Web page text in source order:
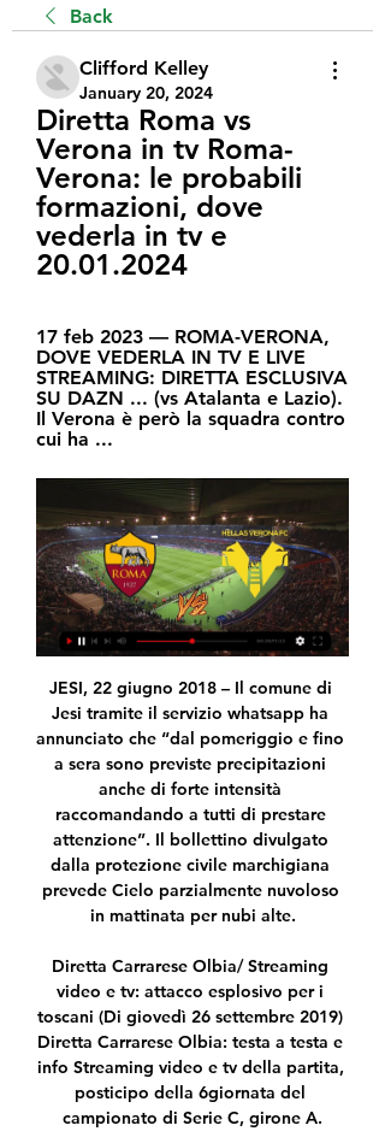
Back
Clifford Kelley
January 20, 2024
Diretta Roma vs
Verona in tv Roma-
Verona: le probabili
formazioni, dove
vederla in tv e
20.01.2024
17 feb 2023 — ROMA-VERONA,
DOVE VEDERLA IN TV E LIVE
STREAMING: DIRETTA ESCLUSIVA
SU DAZN ... (vs Atalanta e Lazio).
Il Verona è però la squadra contro
cui ha ...
JESI, 22 giugno 2018 – Il comune di Jesi tramite il servizio whatsapp ha annunciato che “dal pomeriggio e fino a sera sono previste precipitazioni anche di forte intensità raccomandando a tutti di prestare attenzione”. Il bollettino divulgato dalla protezione civile marchigiana prevede Cielo parzialmente nuvoloso in mattinata per nubi alte.

Diretta Carrarese Olbia/ Streaming video e tv: attacco esplosivo per i toscani (Di giovedì 26 settembre 2019) Diretta Carrarese Olbia: testa a testa e info Streaming video e tv della partita, posticipo della 6giornata del campionato di Serie C, girone A.

La chiesa di S. Filippo Neri fu edificata su disegno dello spoletino Loreto Scelli, del quale è la sola opera di architettura superstite. Subito dopo la canonizzazione di S. Filippo (1622) si costituisce in città una confraternita che lo elegge a protettore e risiede presso la chiesa di Santa Maria delle Grazie.

"Criticateci ma dopo aver visto questo programma". Così Federica Sciarelli nell'anteprima di "Chi l'ha visto?". Dopo aver presentato alcune delle testimonianze sulle "truffe romantiche", la conduttrice del programma di Rai3 difende la scelta di chiamare Pamela Prati nel programma. La chiama "una

Puntuale è arrivata la stangata del Giudice Sportivo, che ha appiedato tre calciatori dell’ Avellino dopo la partita giocata domenica contro la Torres. Oggi l’Avellino sarà impegnato nel recupero della sedicesima giornata contro il Budoni.

In diretta dalla Namibia 2° episodio 28-29 DICERMBRE: GHEPARDI, DESERTI E TANTO ALTRO Il percorso tra Windhoek e Solitare ci ha messo in contatto con l’ambiente naturale: savana alta (punta massima 2100 m) con incontri di babbuini, Kudu, facoceri, uccelli tessitori, struzzi… ; savana pianeggiante dove la giornata di trasferimento a Solitaire ha avuto una chiusura inaspettata.

Tentativo di autobiografia, La moneta maledetta, La nube purpurea, La sposa turca, La talpa (film 2011), La Vega (Cagliari), La villa delle anime maledette, Lagâri Hasan Çelebi, Laghi della Turchia, Lajos Kürthy, Lale Cup, Lale Cup 2013, Lale Cup 2014, Lalonde Gordon, Lamento per Ur, Lampre, Larissa Friconide, Last Girl on Earth Tour.

Da un capo all’altro, l’Italia si distingue per avere le donne più sexy, piccanti e vigorose. Come risultato, non ci si può aspettare di più che vedere il sesso di migliore qualità. Quindi preparatevi, con un solo click sarete in grado di godere del sesso locale in alta definizione e senza lasciare le vostre case.

Il Castiglione si è assicurato le prestazioni di Enrico Bignotti e Idrissa Gaye. Per Bignotti si tratta di un gradito ritorno dopo la Serie D disputata nella stagione 2014/15 sempre con la maglia rossoblù. Per Gaye invece il passaggio è dall’Adrense: il classe 1999 andrà a …

Ci sono 4 modi per andare da Arezzo a Bibbiena in bus, treno, taxi o in macchina. Seleziona un'opzione qui sotto per avere indicazioni dettagliate e confrontare i prezzi del biglietto e i tempi di viaggio nel pianificatore di viaggio di Rome2rio.

Gubbio U19 v Novara U19, Italy Campionato Nazionale, Score:0-2, Corner:5-10, 1x2 odds:2.20 3.75 2.55, Prediction/Tips: goal under 3.25,Gubbio U19 0.0

Per il Tottenham di Pochettino è la prima finale, mentre per il Liverpool di Klopp è la decima finale (e in bacheca ha cinque Champions). DOVE VEDERLA. Fischio di inizio alle ore 21 e in tv si potrà vedere in chiaro su Rai Uno (diretta anche streaming su RaiPlay) e in abbonamento su Sky Sport e in streaming su Sky Go. Le probabili formazioni:

Dove vedere Roma-Hellas Verona in diretta tv e in streaming 2 giorni fa — Dove vedere Roma-Hellas Verona - Nella 21ª giornata di Serie A, la Roma di Daniele De Rossi.

Feralpisalò - FC Südtirol Prima Divisione B - 13 ottobre 2019. Prima Divisione B – Segui LIVE su Eurosport l'incontro di Calcio tra Feralpisalò e FC Südtirol. La partita è in programma il 13 ottobre 2019 alle 15:00. La nostra diretta ti offre aggiornamenti minuto per minuto e dettagli sui momenti più importanti.

In quanto a voglia di lottare Albertina Brianti non tradisce mai. Che bella rivincita che si è presa la tennista parmense al primo turno del torneo Wta di Osaka. Contro la giapponese Ayumi Morita, numero 76 Wta da cui qualche giorno fa era stata nettamente battuta nei quarti dell'Itf di Tokyo

Calcio: Verona Risultati in diretta, Calendario, Risultati ... Roma avrei firmato in bianco". 19.01.2024 01:34, Diretta News. Vedi altre notizie. Ultimi risultati. ITALIASerie A. Verona. Empoli. 2. 1. 13.01. V. Inter.

BASKET: Italia U20 - Portogallo U20 STREAMING DIRETTA GRATIS, 12 LUGLIO 2015 ORE 16:45 . Le formazioni, Italia U20 W - Portogallo U20 si sfideranno in un match in programma il 12 LUGLIO inizio fissato per le ore 16:45. CLICCA QUI PER LA DIRETTA. CLICCA QUI PER LA DIRETTA .

[[[tv@]]-] DIRETTA Roma vs Verona gratis AS Roma - Hellas Ve 3 ore fa — [tv@]]-] DIRETTA Roma vs Verona gratis AS Roma - Hellas Verona in diretta - Calcio 20.01.2024 I giallorossi affrontano il Verona nella ...

Diretta Roma-Verona ore 20.45: dove vederla in tv - Tuttosport 19 feb 2023 — Diretta Roma-Verona ore 20.45: dove vederla in tv, in streaming e formazioni ufficiali. I giallorossi ricevono l'Hellas nel 23° turno del ...

Squadre Patronato de Parana Independiente hanno giocato finora 8 partite. In media nelle partite vengono segnati 2.00 gol. Patronato de Parana in media nella stagione segna 0.69 gol per partita.

Amici di MilanNews.it benvenuti alla diretta testuale dell’assemblea dei soci 2019 di AC Milan nel corso della quale verrà posto all’attenzione dei partecipanti l’approvazione del bilancio chiuso al 30 giugno 2019. È prevista la presenza in sala...

Opern-Diskographie: Verzeichnis aller Audio- und Karsten Steiger ·  2011 · ‎ Music... Roma ) ( live Juli 1970 ) Premiere 1383 ( 2 CDs ) 1970 Fausto Cleva ( Lucine TV Chorus and Orche- stra ) ( live 5. April 1973 ) Agorá 507 ( 2 CDs ) ...

Mai dire TV, ideata con la collaborazione di Davide Parenti, venne trasmessa da Italia 1 dal 21 settembre 1991 al 21 luglio 1993. Era una sorta di collage delle stranezze e delle follie delle televisioni locali italiane nel periodo della loro massima fioritura (i primi anni novanta) e delle televisioni estere, montato e commentato, con l'usuale.

Inter-Chievo: dove vederla in diretta TV, streaming LIVE, probabili formazioni e ultime news Stefano Bertocchi 12 Mag 2019 L 'Inter per riprendersi il terzo posto in classifica ed allontanare le pretendenti dalla zona Champions, il Chievo per l'onore dopo la retrocessione.

Si svolgerà sabato 8 e domenica 9 settembre al Multieventi Sport Domus la quinta edizione del torneo internazionale San Marino Cup organizzato dalla Federazione Sammarinese di Ginnastica. Al Torneo partecipano anche le seguenti società toscane: SG Falciai , Palestra Maxisport , Ginnastica Iris, Ginnastica Ritmica Albachiara.

Luigi Merlo | 27/12/11 Ho gradito moltissimo il vostro Manifesto dell'Arte per l'Evoluzione che naturalmente ho sottoscritto. Da parte mia condivido questa missione con l'Incisione come Via di Meditazione e con Suoni e Mantra come Espansione della Coscienza.

Roma Verona streaming e diretta tv: dove vedere la partita di 19 feb 2023 — Roma Verona streaming live, tv e probabili formazioni della partita della Serie A · ROMA VERONA STREAMING TV – Stasera, domenica 19 febbraio 2023 ...

NETUSCHIL, Marvin 3 A-1860 AUT SUI BODMER, Adrian DIARRA, Gibril 4 A-1260 GBR POL KOSSEK, Daniel MARTIN, Toby 5 A-1099 ITA ITA FORTI, Francesco [4] FRINZI, Mattia 6 A-2327 ITA ITA DI NICOLA, Gianluca TOMASETTO, Luca 7 WC A-3754 RUS BLR CHVETS, Vitali MISHKIN, Kirill 8 ITA ITA MUSETTI, Lorenzo ZEPPIERI, Giulio 9 A-2179 ITA ITA GALOPPINI, Davide.

Streaming AS Roma Hellas Verona in diretta Roma 6 ore fa — Streaming AS Roma Hellas Verona in diretta Roma - Hellas Verona in Diretta Streaming | DAZN IT 20 gennaio 2024 Gratuito. Guarda Hellas Verona - ...

Benvenuti al Centro Commerciale Empoli, una garanzia per il tuo shopping! Scopri gli orari e domeniche di apertura, le promo e le offerte dei negozi.

La trasmissione di David Parenzo che racconta e analizza l’economia e la politica più vicina alla. (Corriere della Sera), Primo Di Nicola (Fatto Quotidiano), Emiliano Fittipaldi (l'Espresso), Roberto... RivediLa7. 16/02/2017. L'aria che tira. il ministro dell'Ambiente Gianluca Galletti, Valeria Fedeli (Pd), Ferruccio De Bortoli.

SANGIUSTESE CAMPOBASSO 1-0 4 Parte bene il Campobasso che al 4 va vicino al gol con Ribeiro che effettua un tiro-cross deviato in angolo 15 Sangiustese in vantaggio al 15 con Villa, sospetto fuorigioco LE FORMAZIONI SANGIUSTESE: Chiodini.

Segui la diretta live di Cosenza - Pescara su Yahoo Eurosport. Scopri le formazioni, i commenti sulla partita e tutte le ultime notizie su Cosenza - Pescara.

Maglie squadre calcio è l'ingrosso merchandising ufficiale Juventus & Torino calcio. Abbigliamento maglie sciarpe divise t-shirt Concerti cantanti adunate alpini cappelli gadget medaglie souvenir Vendita on line idee regalo Natale 2016

Oggi AS Roma Hellas Verona in diretta Roma-Verona di Serie A 6 ore fa — Oggi AS Roma Hellas Verona in diretta Roma-Verona di Serie A in diretta TV 20 gennaio 2024 Testa a testa Roma U19 affronterà Hellas ...

Le altre nostre divisioni di fanteria furono destinate, inframmezzate ad altre unità tedesche, a creare una linea di difesa sulla riva destra del Don, linea che poterono raggiungere, senza combattere, ma a piedi e a marce forzate coprendo, a seconda dei punti di arrivo in treno e dei tratti di fronte loro assegnati, circa 500/600 km (caso.

Prima colazione in albergo. Trasferimento all’ aeroporto di Osaka con shuttle bus condiviso (senza assistente personale) in tempo utile per l’imbarco e partenza con volo di linea per l’Italia. Pasti a Bordo. Arrivo in Italia e fine dei servizi.

Pallacanestro Reggiana comunica che sono stati esauriti i biglietti per il match tra Grissin Bon Reggio Emilia e Virtus Segafredo Bologna, in programma domenica 3 novembre alle ore 17:00 a